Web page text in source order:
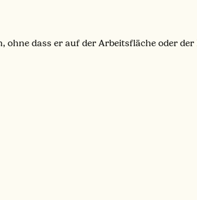
dass er auf der Arbeitsfläche oder der